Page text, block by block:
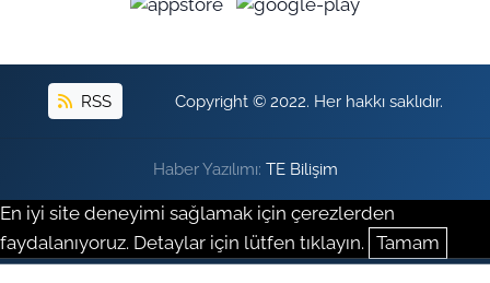
RSS Copyright © 2022. Her hakkı saklıdır.
Haber Yazılımı: TE Bilişim
En iyi site deneyimi sağlamak için çerezlerden
faydalanıyoruz. Detaylar için lütfen tıklayın. Tamam